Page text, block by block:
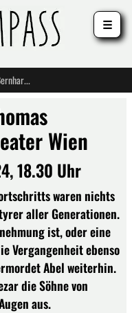
HELDENPLATZ von Thomas Bernhard im Burgtheater Wien
Wien
18.30 Uhr
waren nichts
aller Generationen.
ist, oder eine
Vergangenheit ebenso
Abel weiterhin.
die Söhne von
aus.
☰